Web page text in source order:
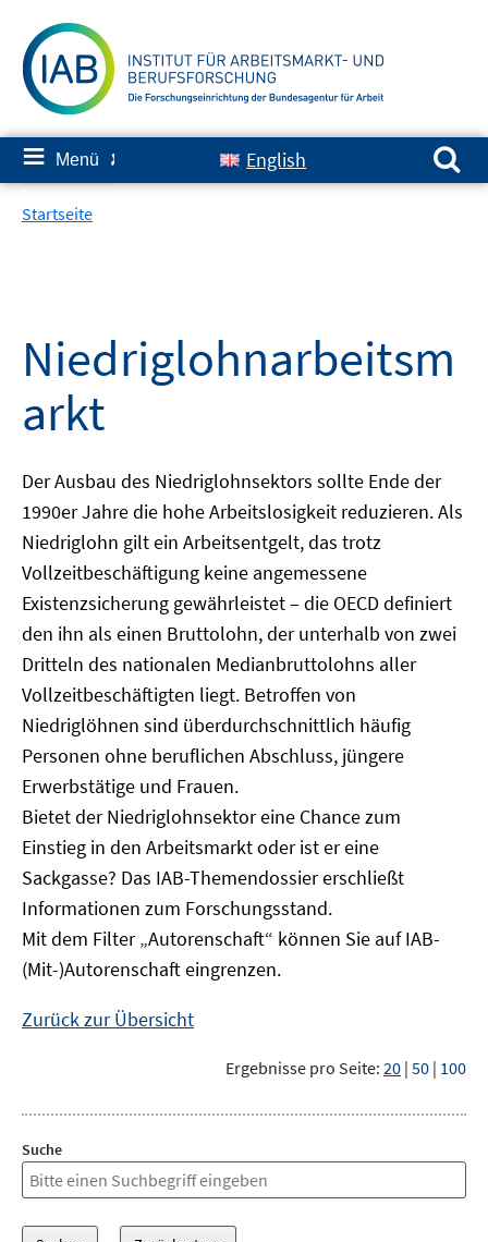
zum
Inhalt
≡ Menü ✘ English
Suchen nach:
Startseite
Niedriglohnarbeitsm
arkt
Der Ausbau des Niedriglohnsektors sollte Ende der
1990er Jahre die hohe Arbeitslosigkeit reduzieren. Als
Niedriglohn gilt ein Arbeitsentgelt, das trotz
Vollzeitbeschäftigung keine angemessene
Existenzsicherung gewährleistet – die OECD definiert
den ihn als einen Bruttolohn, der unterhalb von zwei
Dritteln des nationalen Medianbruttolohns aller
Vollzeitbeschäftigten liegt. Betroffen von
Niedriglöhnen sind überdurchschnittlich häufig
Personen ohne beruflichen Abschluss, jüngere
Erwerbstätige und Frauen.
Bietet der Niedriglohnsektor eine Chance zum
Einstieg in den Arbeitsmarkt oder ist er eine
Sackgasse? Das IAB-Themendossier erschließt
Informationen zum Forschungsstand.
Mit dem Filter „Autorenschaft“ können Sie auf IAB-
(Mit-)Autorenschaft eingrenzen.
Zurück zur Übersicht
Ergebnisse pro Seite: 20 | 50 | 100
Suche